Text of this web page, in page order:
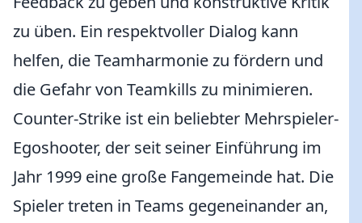
zu üben. Ein respektvoller Dialog kann
helfen, die Teamharmonie zu fördern und
die Gefahr von Teamkills zu minimieren.
Counter-Strike ist ein beliebter Mehrspieler-
Egoshooter, der seit seiner Einführung im
Jahr 1999 eine große Fangemeinde hat. Die
Spieler treten in Teams gegeneinander an,